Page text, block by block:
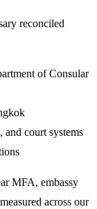
reconciled
of Consular
and court systems
MFA, embassy
across our